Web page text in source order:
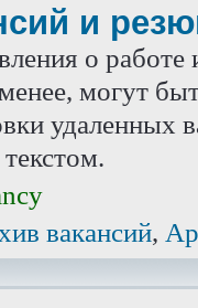
и
о работе
могут
удаленных
вакансий,